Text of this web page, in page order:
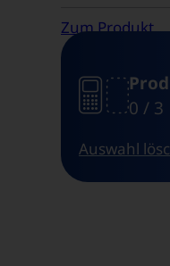
Zum Produkt
0 / 3
Auswahl